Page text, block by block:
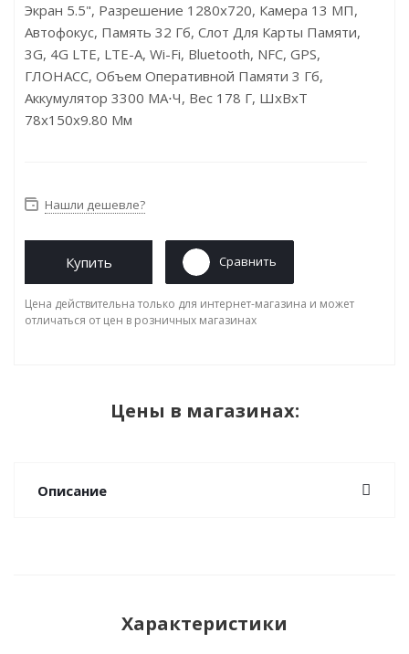
Экран 5.5", Разрешение 1280x720, Камера 13 МП,
Автофокус, Память 32 Гб, Слот Для Карты Памяти,
3G, 4G LTE, LTE-A, Wi-Fi, Bluetooth, NFC, GPS,
ГЛОНАСС, Объем Оперативной Памяти 3 Гб,
Аккумулятор 3300 МА⋅ч, Вес 178 Г, ШxВxТ
78x150x9.80 Мм
Нашли дешевле?
Купить Сравнить
Цена действительна только для интернет-магазина и может
отличаться от цен в розничных магазинах
Цены в магазинах:
Описание
Характеристики